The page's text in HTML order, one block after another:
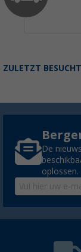
ZULETZT BESUCHT
De
oplossen.